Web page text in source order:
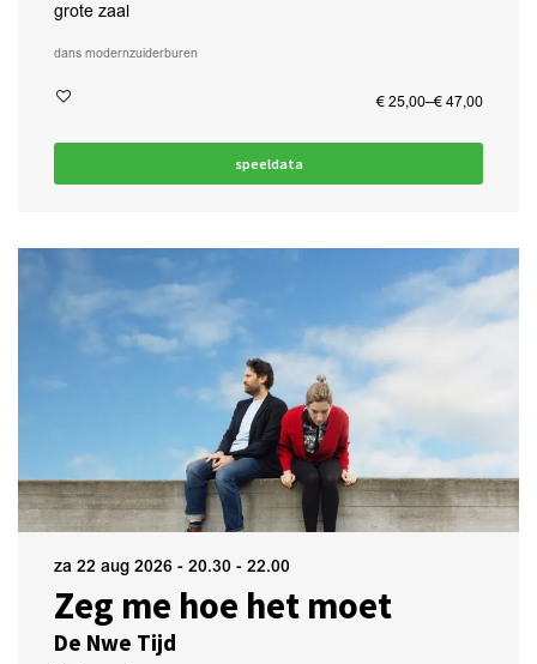
grote zaal
dans modernzuiderburen
€ 25,00–€ 47,00
speeldata
Zeg me hoe het moet
De Nwe Tijd
za 22 aug 2026 - 20.30 - 22.00